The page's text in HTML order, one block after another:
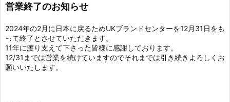
営業終了のお知らせ
2024年の2月に日本に戻るためUKブランドセンターを12月31日をも
って終了とさせていただきます。
11年に渡り支えて下さった皆様に感謝しております。
12/31までは営業を続けていますのでそれまでは引き続きよろしくお
願いいたします。